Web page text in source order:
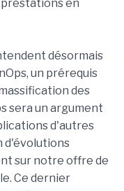
prestations en
désormais
un prérequis
des
sera un argument
d'autres
d'évolutions
sur notre offre de
Ce dernier